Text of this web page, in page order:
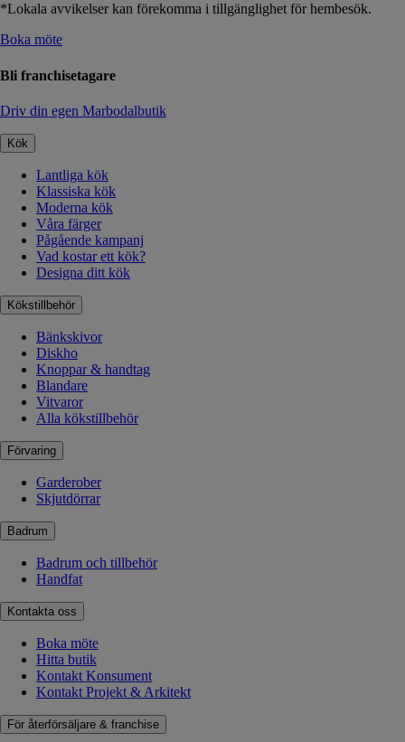
*Lokala avvikelser kan förekomma i tillgänglighet för hembesök.
Boka möte
Bli franchisetagare
Driv din egen Marbodalbutik
Kök
Lantliga kök
Klassiska kök
Moderna kök
Våra färger
Pågående kampanj
Vad kostar ett kök?
Designa ditt kök
Kökstillbehör
Bänkskivor
Diskho
Knoppar & handtag
Blandare
Vitvaror
Alla kökstillbehör
Förvaring
Garderober
Skjutdörrar
Badrum
Badrum och tillbehör
Handfat
Kontakta oss
Boka möte
Hitta butik
Kontakt Konsument
Kontakt Projekt & Arkitekt
För återförsäljare & franchise